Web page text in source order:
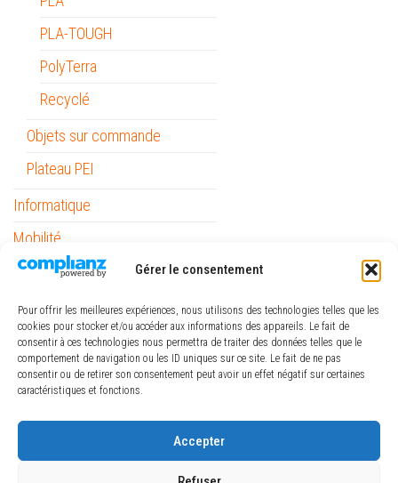
Gérer le consentement
Pour offrir les meilleures expériences, nous utilisons des technologies telles que les
cookies pour stocker et/ou accéder aux informations des appareils. Le fait de
consentir à ces technologies nous permettra de traiter des données telles que le
comportement de navigation ou les ID uniques sur ce site. Le fait de ne pas
consentir ou de retirer son consentement peut avoir un effet négatif sur certaines
caractéristiques et fonctions.
Accepter
PLA-TOUGH
PolyTerra
Recyclé
Objets sur commande
Plateau PEI
Informatique
Mobilité
Outils
Papeterie / Bureau
Piles
Pinceaux Raphaël
ref_logiciel